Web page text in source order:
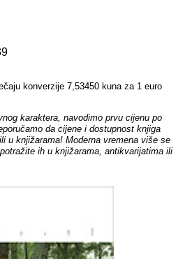
konverzije 7,53450 kuna za 1 euro
karaktera, navodimo prvu cijenu po
da cijene i dostupnost knjiga
u knjižarama! Moderna vremena više se
ih u knjižarama, antikvarijatima ili